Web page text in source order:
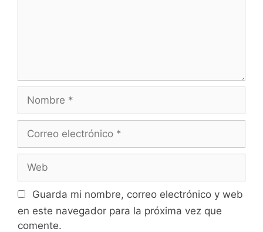
electrónico
Guarda mi nombre, correo electrónico y web
en este navegador para la próxima vez que
comente.